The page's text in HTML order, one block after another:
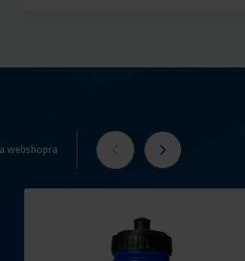
webshopra